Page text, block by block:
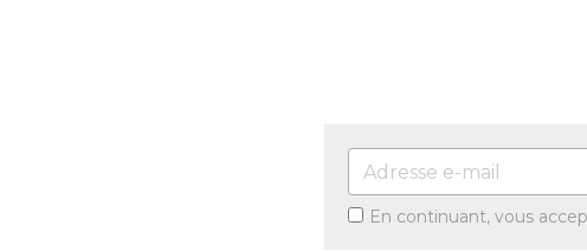
En continuant, vous